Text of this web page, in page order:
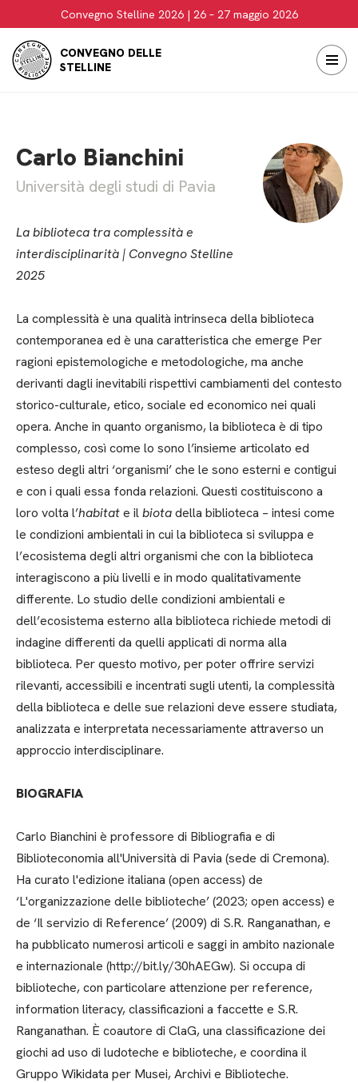
Vai
al
Convegno Stelline 2026 | 26 – 27 maggio 2026
CONVEGNO DELLE
STELLINE
Carlo Bianchini
Università degli studi di Pavia
La biblioteca tra complessità e
interdisciplinarità | Convegno Stelline
2025
La complessità è una qualità intrinseca della biblioteca
contemporanea ed è una caratteristica che emerge Per
ragioni epistemologiche e metodologiche, ma anche
derivanti dagli inevitabili rispettivi cambiamenti del contesto
storico-culturale, etico, sociale ed economico nei quali
opera. Anche in quanto organismo, la biblioteca è di tipo
complesso, così come lo sono l’insieme articolato ed
esteso degli altri ‘organismi’ che le sono esterni e contigui
e con i quali essa fonda relazioni. Questi costituiscono a
loro volta l’habitate ilbiotadella biblioteca – intesi come
le condizioni ambientali in cui la biblioteca si sviluppa e
l’ecosistema degli altri organismi che con la biblioteca
interagiscono a più livelli e in modo qualitativamente
differente. Lo studio delle condizioni ambientali e
dell’ecosistema esterno alla biblioteca richiede metodi di
indagine differenti da quelli applicati di norma alla
biblioteca. Per questo motivo, per poter offrire servizi
rilevanti, accessibili e incentrati sugli utenti, la complessità
della biblioteca e delle sue relazioni deve essere studiata,
analizzata e interpretata necessariamente attraverso un
approccio interdisciplinare.
BIOGRAFIA
Carlo Bianchini è professore di Bibliografia e di
Biblioteconomia all'Università di Pavia (sede di Cremona).
Ha curato l'edizione italiana (open access) de
‘L'organizzazione delle biblioteche’ (2023; open access) e
de ‘Il servizio di Reference’ (2009) di S.R. Ranganathan, e
ha pubblicato numerosi articoli e saggi in ambito nazionale
e internazionale (http://bit.ly/30hAEGw). Si occupa di
biblioteche, con particolare attenzione per reference,
information literacy, classificazioni a faccette e S.R.
Ranganathan. È coautore di ClaG, una classificazione dei
giochi ad uso di ludoteche e biblioteche, e coordina il
Gruppo Wikidata per Musei, Archivi e Biblioteche.